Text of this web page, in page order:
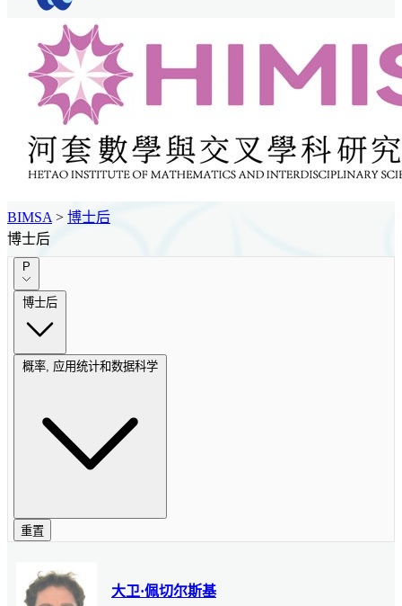
BIMSA > 博士后
博士后
P
博士后
概率, 应用统计和数据科学
重置
大卫·佩切尔斯基